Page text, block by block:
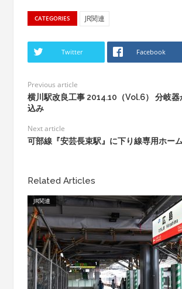
CATEGORIES JR関連
Twitter Facebook
Previous article
横川駅改良工事 2014.10（Vol.6） 分岐器
込み
Next article
可部線『安芸長束駅』に下り線専用ホー
Related Articles
JR関連